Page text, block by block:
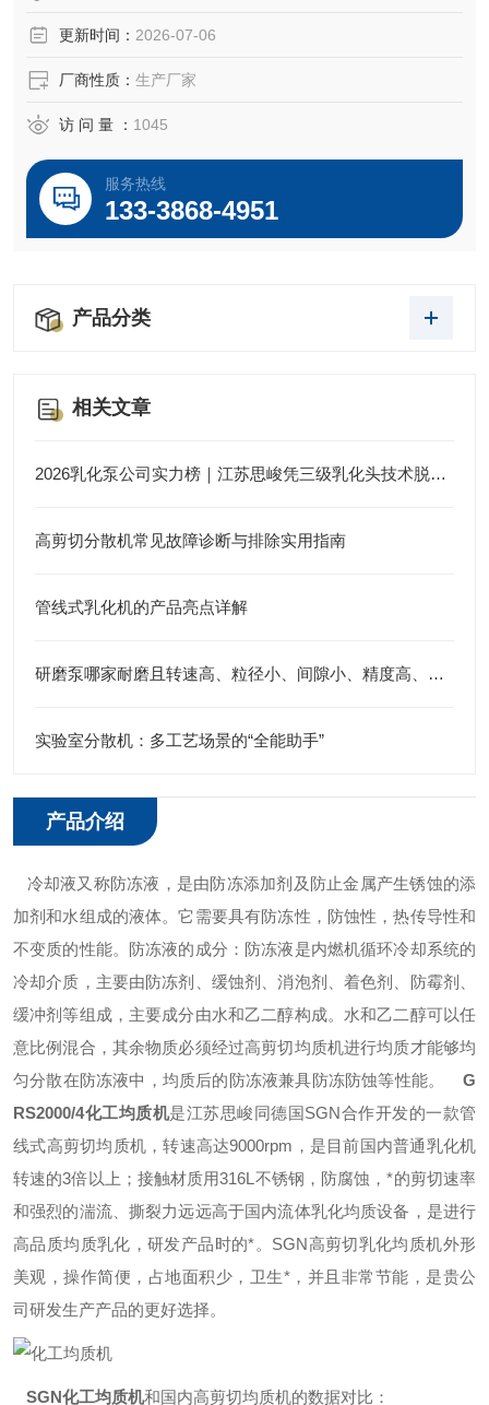
更新时间： 2026-07-06
厂商性质： 生产厂家
访 问 量 ： 1045
服务热线
133-3868-4951
产品分类
相关文章
2026乳化泵公司实力榜｜江苏思峻凭三级乳化头技术脱颖而出（附FAQ常见问题解答）
高剪切分散机常见故障诊断与排除实用指南
管线式乳化机的产品亮点详解
研磨泵哪家耐磨且转速高、粒径小、间隙小、精度高、线速度高、剪切力强：江苏思峻为行业解题(附FAQ常见问题解答)
实验室分散机：多工艺场景的“全能助手”
产品介绍
冷却液又称防冻液，是由防冻添加剂及防止金属产生锈蚀的添
加剂和水组成的液体。它需要具有防冻性，防蚀性，热传导性和
不变质的性能。防冻液的成分：防冻液是内燃机循环冷却系统的
冷却介质，主要由防冻剂、缓蚀剂、消泡剂、着色剂、防霉剂、
缓冲剂等组成，主要成分由水和乙二醇构成。水和乙二醇可以任
意比例混合，其余物质必须经过高剪切均质机进行均质才能够均
匀分散在防冻液中，均质后的防冻液兼具防冻防蚀等性能。
G
RS2000/4化工均质机是江苏思峻同德国SGN合作开发的一款管
线式高剪切均质机，转速高达9000rpm，是目前国内普通乳化机
转速的3倍以上；接触材质用316L不锈钢，防腐蚀，*的剪切速率
和强烈的湍流、撕裂力远远高于国内流体乳化均质设备，是进行
高品质均质乳化，研发产品时的*。SGN高剪切乳化均质机外形
美观，操作简便，占地面积少，卫生*，并且非常节能，是贵公
司研发生产产品的更好选择。
SGN化工均质机和国内高剪切均质机的数据对比：